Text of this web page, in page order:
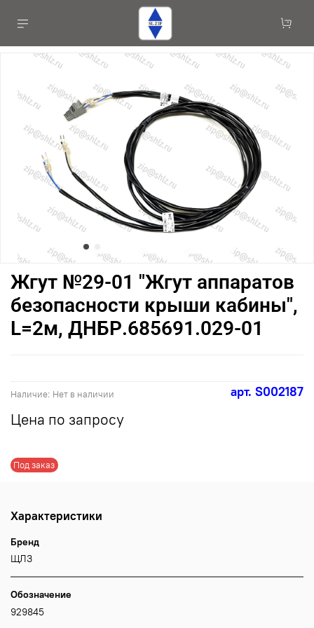
арт. S002187
Наличие: Нет в наличии
Под заказ
Жгут №29-01 "Жгут аппаратов
безопасности крыши кабины",
L=2м, ДНБР.685691.029-01
Цена по запросу
Характеристики
Бренд
ЩЛЗ
Обозначение
929845